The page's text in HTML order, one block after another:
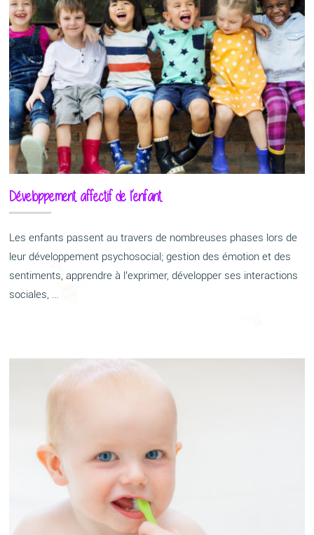
Développement affectif de l’enfant
Les enfants passent au travers de nombreuses phases lors de
leur développement psychosocial; gestion des émotion et des
sentiments, apprendre à l’exprimer, développer ses interactions
sociales, …